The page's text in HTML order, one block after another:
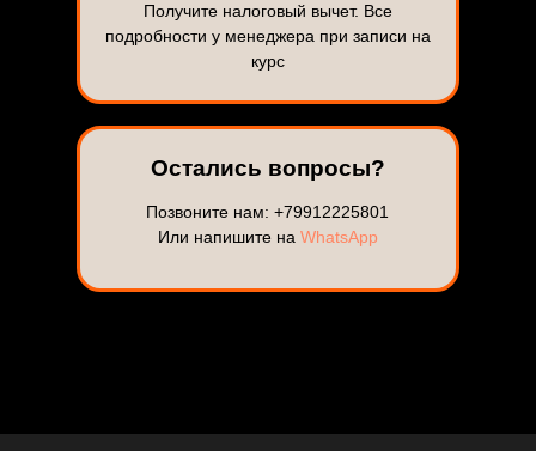
Позвоните нам: +79912225801
Или напишите на WhatsApp
Получите налоговый вычет. Все
подробности у менеджера при записи на
курс
Остались вопросы?